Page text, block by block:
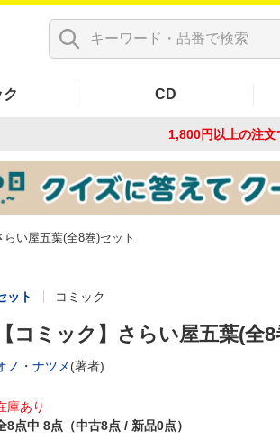
ク CD
1,800円以上の注文
らい屋五葉(全8巻)セット
ット コミック
【コミック】さらい屋五葉(全
ノ・ナツメ(著者)
庫あり
8点中 8点（中古8点 / 新品0点）